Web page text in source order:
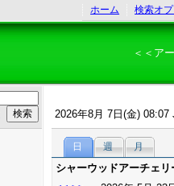
ホーム 検索オ
＜＜ア
2026年8月 7日(金) 08:07
日 週 月
シャーウッドアーチェ